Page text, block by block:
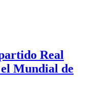
Real
Mundial de